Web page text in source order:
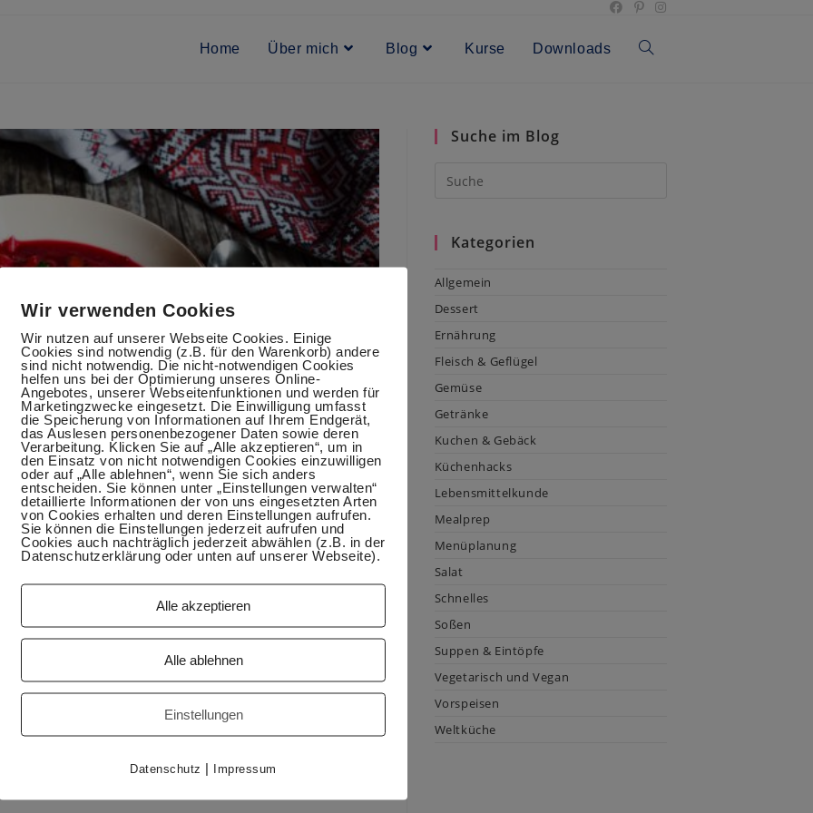
Home Über mich Blog Kurse Downloads Toggle
Was ist da besser als eine wärmende Suppe? Eine
ich leider zu selten koche. In Deutschland nennt man
zutreffend, weil die Rote Bete nur eine Zutat ist und die
Gemüse und Fleisch. Jede russische und ukrainische
sehr viel experimentiert und mittlerweile ist es immer
heute zeige. Es kommt aber auch darauf an, was an
Suche im Blog
Kategorien
Allgemein
Dessert
Ernährung
Fleisch & Geflügel
Gemüse
Getränke
Kuchen & Gebäck
Küchenhacks
Lebensmittelkunde
Mealprep
Menüplanung
Salat
Schnelles
Soßen
Suppen & Eintöpfe
Vegetarisch und Vegan
Vorspeisen
Weltküche
Wir verwenden Cookies
Wir nutzen auf unserer Webseite Cookies. Einige
Cookies sind notwendig (z.B. für den Warenkorb) andere
sind nicht notwendig. Die nicht-notwendigen Cookies
helfen uns bei der Optimierung unseres Online-
Angebotes, unserer Webseitenfunktionen und werden für
Marketingzwecke eingesetzt. Die Einwilligung umfasst
die Speicherung von Informationen auf Ihrem Endgerät,
das Auslesen personenbezogener Daten sowie deren
Verarbeitung. Klicken Sie auf „Alle akzeptieren“, um in
den Einsatz von nicht notwendigen Cookies einzuwilligen
oder auf „Alle ablehnen“, wenn Sie sich anders
entscheiden. Sie können unter „Einstellungen verwalten“
detaillierte Informationen der von uns eingesetzten Arten
von Cookies erhalten und deren Einstellungen aufrufen.
Sie können die Einstellungen jederzeit aufrufen und
Cookies auch nachträglich jederzeit abwählen (z.B. in der
Datenschutzerklärung oder unten auf unserer Webseite).
Alle akzeptieren
Alle ablehnen
Einstellungen
Datenschutz | Impressum